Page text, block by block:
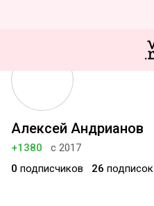
Алексей Андрианов
+1380
с 2017
0 подписчиков 26 подписок